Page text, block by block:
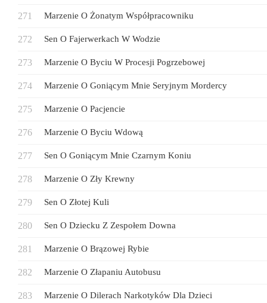
Marzenie O Żonatym Współpracowniku
Sen O Fajerwerkach W Wodzie
Marzenie O Byciu W Procesji Pogrzebowej
Marzenie O Goniącym Mnie Seryjnym Mordercy
Marzenie O Pacjencie
Marzenie O Byciu Wdową
Sen O Goniącym Mnie Czarnym Koniu
Marzenie O Zły Krewny
Sen O Złotej Kuli
Sen O Dziecku Z Zespołem Downa
Marzenie O Brązowej Rybie
Marzenie O Złapaniu Autobusu
Marzenie O Dilerach Narkotyków Dla Dzieci